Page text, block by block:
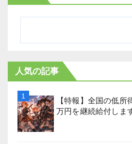
人気の記事
【特報】全国の低
万円を継続給付しま